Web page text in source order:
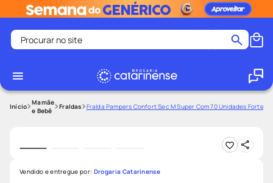
Procurar no site
1
2 º
medley
Mamãe
e Bebê
Fraldas Fralda Pampers Confort Sec M Super Com 70 Unidades
Vendido e entregue por: Drogaria Catarinense